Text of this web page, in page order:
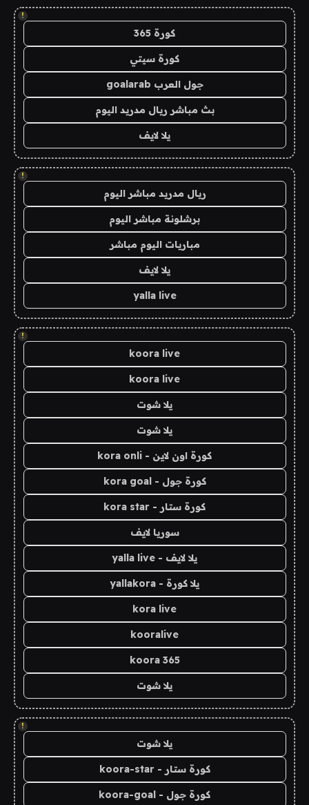
!
كورة 365
كورة سيتي
جول العرب goalarab
بث مباشر ريال مدريد اليوم
يلا لايف
!
ريال مدريد مباشر اليوم
برشلونة مباشر اليوم
مباريات اليوم مباشر
يلا لايف
yalla live
!
koora live
koora live
يلا شوت
يلا شوت
كورة اون لاين - kora onli
كورة جول - kora goal
كورة ستار - kora star
سوريا لايف
يلا لايف - yalla live
يلا كورة - yallakora
kora live
kooralive
koora 365
يلا شوت
!
يلا شوت
كورة ستار - koora-star
كورة جول - koora-goal